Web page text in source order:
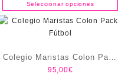
Seleccionar opciones
Colegio Maristas Colon Pack
Fútbol
95,00€